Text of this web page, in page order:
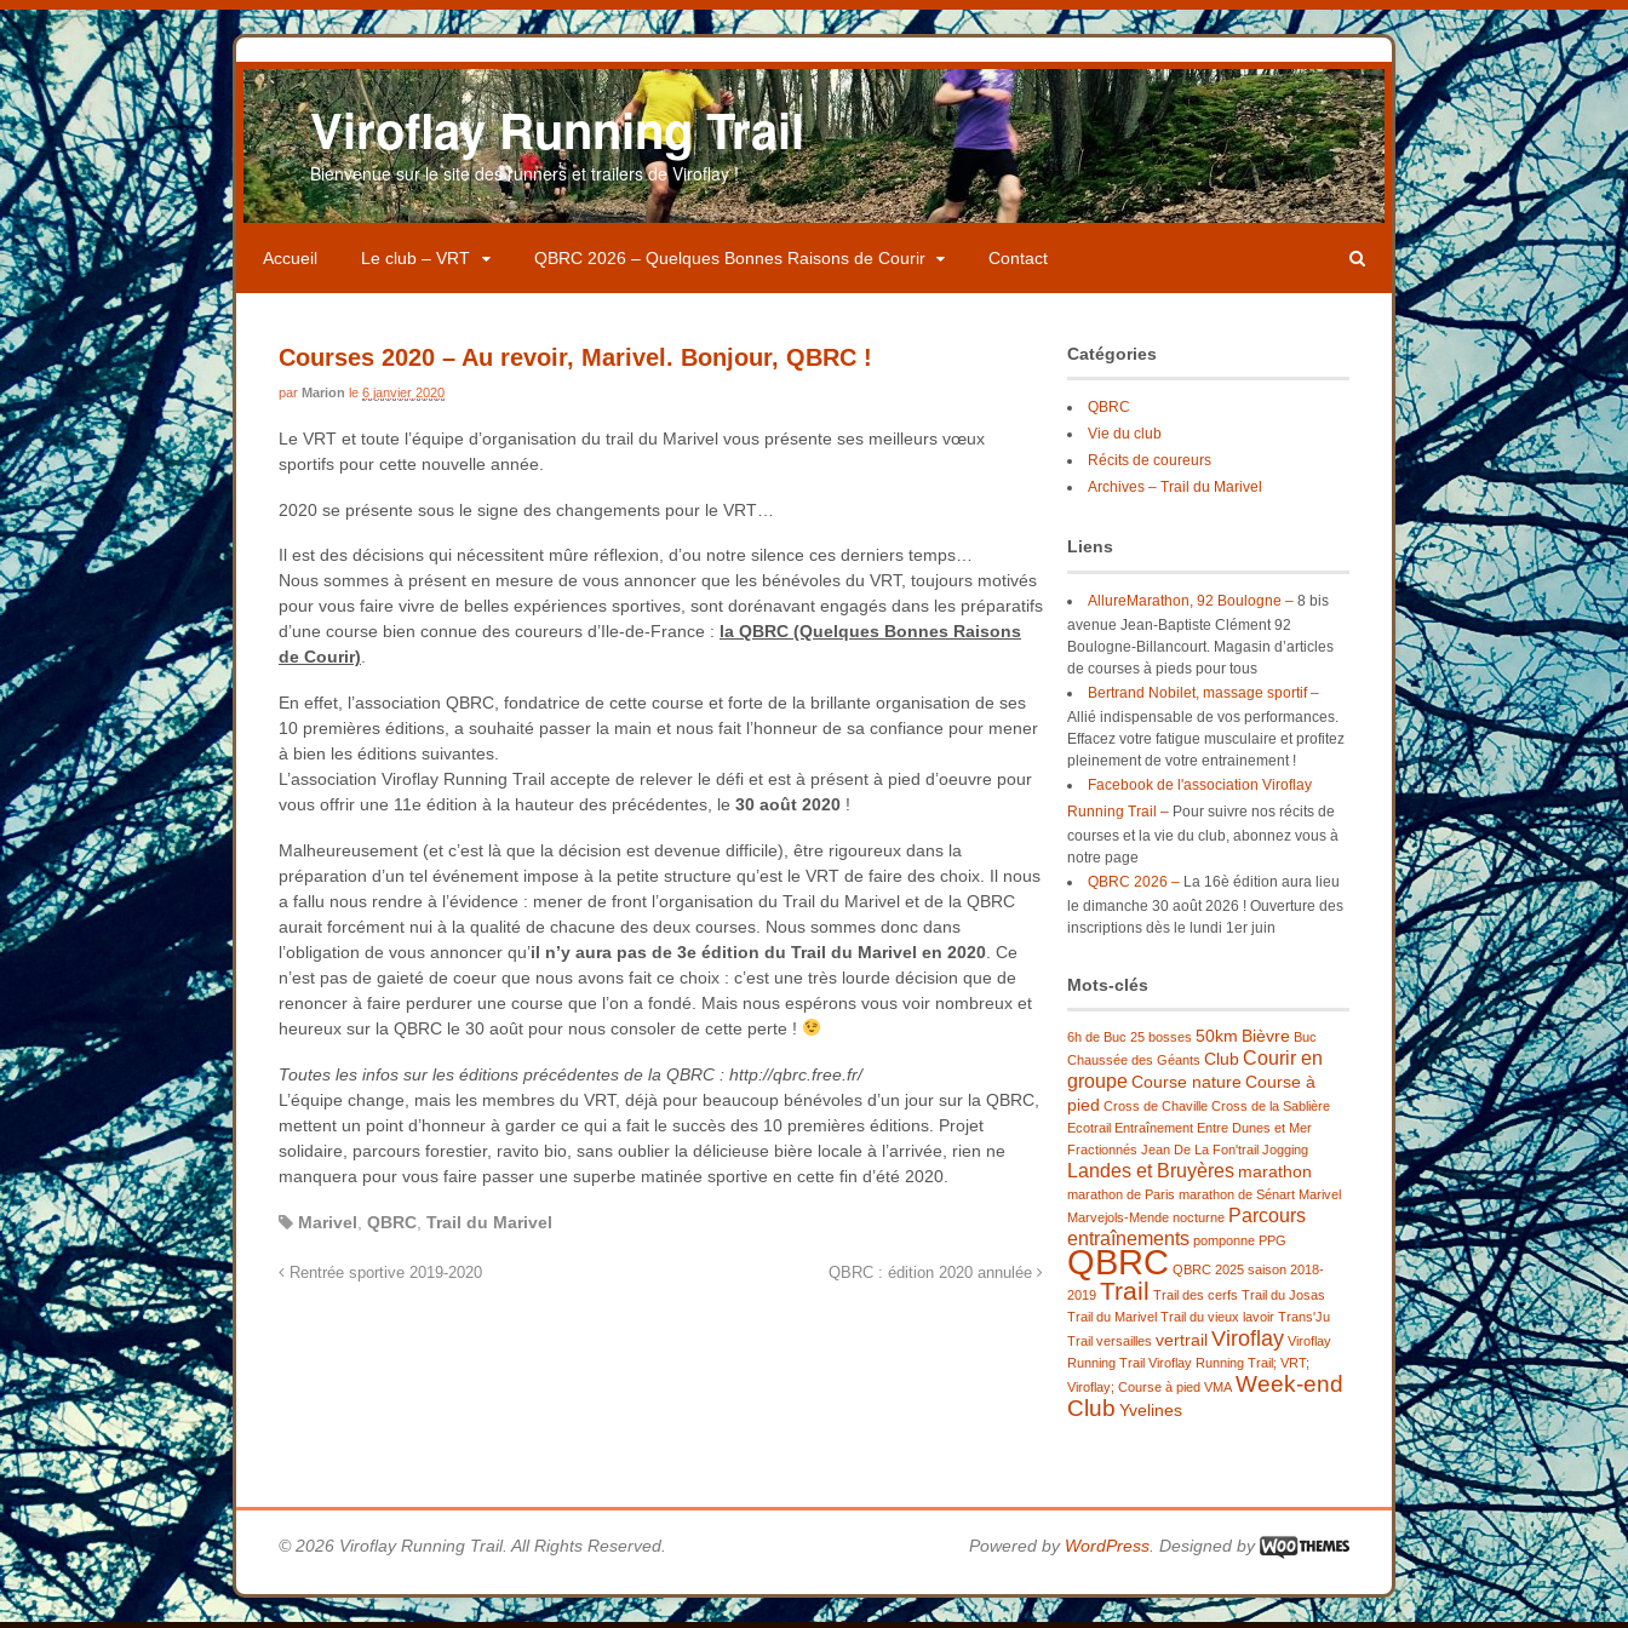
Viroflay Running Trail
Bienvenue sur le site des runners et trailers de Viroflay !
Accueil Le club – VRT QBRC 2026 – Quelques Bonnes Raisons de Courir Contact
Courses 2020 – Au revoir, Marivel. Bonjour, QBRC !
par Marion le 6 janvier 2020
Le VRT et toute l’équipe d’organisation du trail du Marivel vous présente ses meilleurs vœux
sportifs pour cette nouvelle année.
2020 se présente sous le signe des changements pour le VRT…
Il est des décisions qui nécessitent mûre réflexion, d’ou notre silence ces derniers temps…
Nous sommes à présent en mesure de vous annoncer que les bénévoles du VRT, toujours motivés
pour vous faire vivre de belles expériences sportives, sont dorénavant engagés dans les préparatifs
d’une course bien connue des coureurs d’Ile-de-France : la QBRC (Quelques Bonnes Raisons
de Courir).
En effet, l’association QBRC, fondatrice de cette course et forte de la brillante organisation de ses
10 premières éditions, a souhaité passer la main et nous fait l’honneur de sa confiance pour mener
à bien les éditions suivantes.
L’association Viroflay Running Trail accepte de relever le défi et est à présent à pied d’oeuvre pour
vous offrir une 11e édition à la hauteur des précédentes, le 30 août 2020 !
Malheureusement (et c’est là que la décision est devenue difficile), être rigoureux dans la
préparation d’un tel événement impose à la petite structure qu’est le VRT de faire des choix. Il nous
a fallu nous rendre à l’évidence : mener de front l’organisation du Trail du Marivel et de la QBRC
aurait forcément nui à la qualité de chacune des deux courses. Nous sommes donc dans
l’obligation de vous annoncer qu’il n’y aura pas de 3e édition du Trail du Marivel en 2020 . Ce
n’est pas de gaieté de coeur que nous avons fait ce choix : c’est une très lourde décision que de
renoncer à faire perdurer une course que l’on a fondé. Mais nous espérons vous voir nombreux et
heureux sur la QBRC le 30 août pour nous consoler de cette perte !
Toutes les infos sur les éditions précédentes de la QBRC : http://qbrc.free.fr/
L’équipe change, mais les membres du VRT, déjà pour beaucoup bénévoles d’un jour sur la QBRC,
mettent un point d’honneur à garder ce qui a fait le succès des 10 premières éditions. Projet
solidaire, parcours forestier, ravito bio, sans oublier la délicieuse bière locale à l’arrivée, rien ne
manquera pour vous faire passer une superbe matinée sportive en cette fin d’été 2020.
Marivel QBRC Trail du Marivel
Rentrée sportive 2019-2020 QBRC : édition 2020 annulée
Catégories
QBRC
Vie du club
Récits de coureurs
Archives – Trail du Marivel
Liens
AllureMarathon, 92 Boulogne –8 bis
avenue Jean-Baptiste Clément 92
Boulogne-Billancourt. Magasin d’articles
de courses à pieds pour tous
Bertrand Nobilet, massage sportif –
Allié indispensable de vos performances.
Effacez votre fatigue musculaire et profitez
pleinement de votre entrainement !
Facebook de l'association Viroflay
Running Trail –Pour suivre nos récits de
courses et la vie du club, abonnez vous à
notre page
QBRC 2026 –La 16è édition aura lieu
le dimanche 30 août 2026 ! Ouverture des
inscriptions dès le lundi 1er juin
Mots-clés
6h de Buc 25 bosses 50km Bièvre Buc
Chaussée des Géants Club Courir en
groupe Course nature Course à
pied Cross de Chaville Cross de la Sablière
Ecotrail Entraînement Entre Dunes et Mer
Fractionnés Jean De La Fon'trail Jogging
Landes et Bruyères marathon
marathon de Paris marathon de Sénart Marivel
Marvejols-Mende nocturne Parcours
entraînements pomponne PPG
QBRC QBRC 2025 saison 2018-
2019 Trail Trail des cerfs Trail du Josas
Trail du Marivel Trail du vieux lavoir Trans'Ju
Trail versailles vertrail Viroflay Viroflay
Running Trail Viroflay Running Trail; VRT;
Viroflay; Course à pied VMA Week-end
Club Yvelines
© 2026 Viroflay Running Trail. All Rights Reserved. Powered by WordPress . Designed by